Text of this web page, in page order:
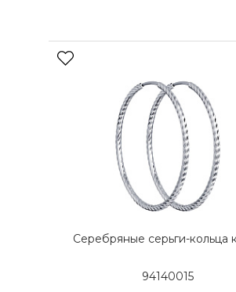
Серебряные серьги-кольца
94140015